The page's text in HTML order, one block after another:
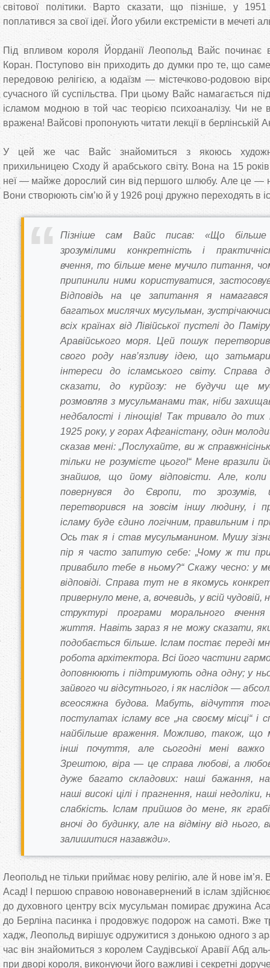
світової політики. Варто сказати, що пізніше, у
поплатився за свої ідеї. Його убили екстремісти в мечеті
Під впливом короля Йорданії Леопольд Вайс починає
Коран. Поступово він приходить до думки про те, що
передовою релігією, а юдаїзм — містечково-родовою
сучасного їй суспільства. При цьому Вайс намагається
ісламом модною в той час теорією психоаналізу. Чи не
вражена! Вайсові пропонують читати лекції в берлінській
У цей же час Вайс знайомиться з якоюсь
прихильницею Сходу й арабського світу. Вона на 15
неї — майже дорослий син від першого шлюбу. Але це —
Вони створюють сім’ю й у 1926 році дружно переходять в
Пізніше сам Вайс писав: «Що
зрозумілими конкретність і
вчення, то більше мене мучило питання,
припинили ними користуватися,
Відповідь на це запитання я
багатьох мислячих мусульман,
всіх країнах від Лівійської пустелі до
Аравійського моря. Цей пошук
свого роду нав’язливу ідею, що
інтереси до ісламського світу. Справа
сказати, до курйозу: не будучи ще
розмовляв з мусульманами так, ніби захищав
недбалості і лінощів! Так тривало до тих
1925 року, у горах Афганістану, один
сказав мені: „Послухайте, ви ж
тільки не розумієте цього!“ Мене вразили
знайшов, що йому відповісти. Але,
повернувся до Європи, то зрозумів,
перетворився на зовсім іншу людину, і
ісламу буде єдино логічним, правильним і
Ось так я і став мусульманином. Мушу
пір я часто запитую себе: „Чому ж ти
привабило тебе в ньому?“ Скажу чесно: у
відповіді. Справа тут не в якомусь
привернуло мене, а, вочевидь, у всій чудовій,
структурі програми морального
життя. Навіть зараз я не можу сказати,
подобається більше. Іслам постає переді
робота архітектора. Всі його частини
доповнюють і підтримують одна одну; у
зайвого чи відсутнього, і як наслідок —
всеосяжна будова. Мабуть, відчуття
постулатах ісламу все „на своєму місці“ і
найбільше враження. Можливо, також, що
інші почуття, але сьогодні мені важко
Зрештою, віра — це справа любові, а
дуже багато складових: наші бажання,
наші високі цілі і прагнення, наші
слабкість. Іслам прийшов до мене, як
вночі до будинку, але на відміну від нього,
залишитися назавжди».
Леопольд не тільки приймає нову релігію, але й нове
Асад! І першою справою новонавернений в іслам
до духовного центру всіх мусульман помирає дружина
до Берліна пасинка і продовжує подорож на самоті. Вже
хадж, Леопольд вирішує одружитися з донькою одного з
час він знайомиться з королем Саудівської Аравії Абд
при дворі короля, виконуючи його важливі і секретні